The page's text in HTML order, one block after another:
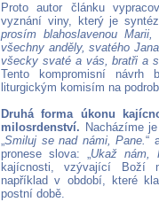
Proto autor článku
vyznání viny, který je
prosím blahoslavenou
všechny anděly, svatého
všecky svaté a vás, bratři a
Tento kompromisní návrh
liturgickým komisím na
Druhá forma úkonu
milosrdenství. Nacházíme
„Smiluj se nad námi, Pane.“
pronese slova: „Ukaž nám,
kajícnosti, vzývající Boží
například v období, které
postní době.